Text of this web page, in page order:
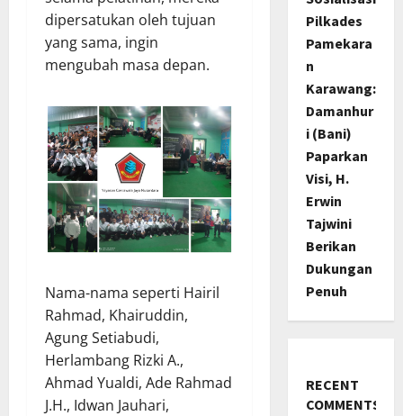
dipersatukan oleh tujuan
yang sama, ingin
mengubah masa depan.
Nama-nama seperti Hairil
Rahmad, Khairuddin,
Agung Setiabudi,
Herlambang Rizki A.,
Ahmad Yualdi, Ade Rahmad
J.H., Idwan Jauhari,
Pilkades
Pamekara
n
Karawang:
Damanhur
i (Bani)
Paparkan
Visi, H.
Erwin
Tajwini
Berikan
Dukungan
Penuh
RECENT
COMMENTS